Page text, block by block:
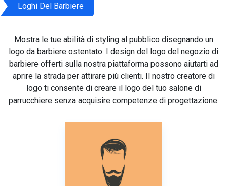
Loghi Del Barbiere
Mostra le tue abilità di styling al pubblico disegnando un
logo da barbiere ostentato. I design del logo del negozio di
barbiere offerti sulla nostra piattaforma possono aiutarti ad
aprire la strada per attirare più clienti. Il nostro creatore di
logo ti consente di creare il logo del tuo salone di
parrucchiere senza acquisire competenze di progettazione.